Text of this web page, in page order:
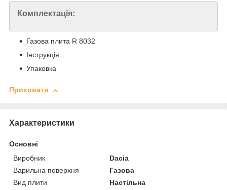
Комплектація:
Газова плита R 8032
Інструкція
Упаковка
Приховати
Характеристики
Основні
Виробник
Dacia
Варильна поверхня
Газова
Вид плити
Настільна